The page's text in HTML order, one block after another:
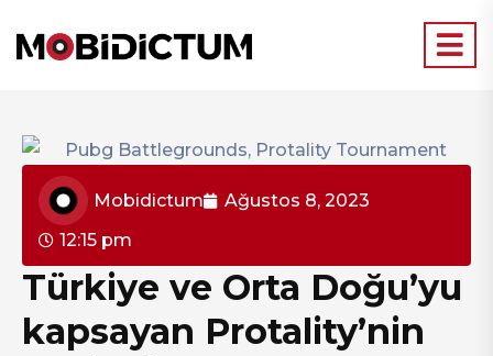
Mobidictum
Ağustos 8, 2023
12:15 pm
Türkiye ve Orta Doğu’yu
kapsayan Protality’nin